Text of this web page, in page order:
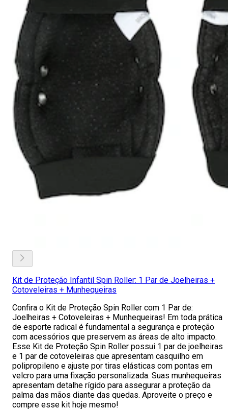
Kit de Proteção Infantil Spin Roller: 1 Par de Joelheiras +
Cotoveleiras + Munhequeiras
Confira o Kit de Proteção Spin Roller com 1 Par de:
Joelheiras + Cotoveleiras + Munhequeiras! Em toda prática
de esporte radical é fundamental a segurança e proteção
com acessórios que preservem as áreas de alto impacto.
Esse Kit de Proteção Spin Roller possui 1 par de joelheiras
e 1 par de cotoveleiras que apresentam casquilho em
polipropileno e ajuste por tiras elásticas com pontas em
velcro para uma fixação personalizada. Suas munhequeiras
apresentam detalhe rígido para assegurar a proteção da
palma das mãos diante das quedas. Aproveite o preço e
compre esse kit hoje mesmo!